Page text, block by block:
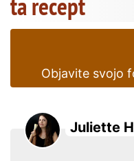
Objavite svojo
Juliette